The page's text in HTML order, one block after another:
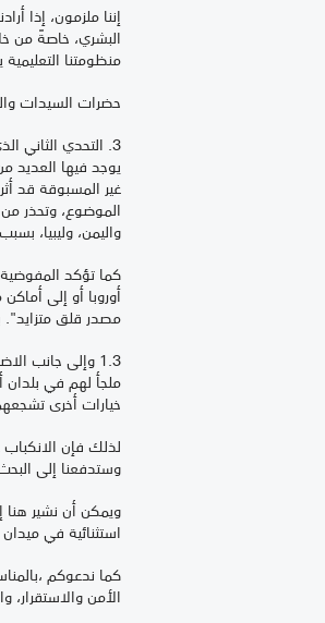
إننا ملزمون، إذا
البشري، خاصةً من
منظومتنا
حضرات السيدات
3. التحدي الثاني
يوجد فيها العديد
غير المسبوقة قد
الموضوع، وتحذر من
واليمن، وليبيا،
كما تؤكد المفوضية
أوروبا أو إلى
مصدر قلق متزايد".
1.3 وإلى جانب
ملجأ لهم في
خيارات أخرى
لذلك فإن الانكباب
وستدفعنا إلى
ويمكن أن نشير هنا
استثنائية في ميدان الهجرة منذ 2014، بفتحها الباب لتسوية الوضعية الإدارية للمهاجرين فوق
الأمن